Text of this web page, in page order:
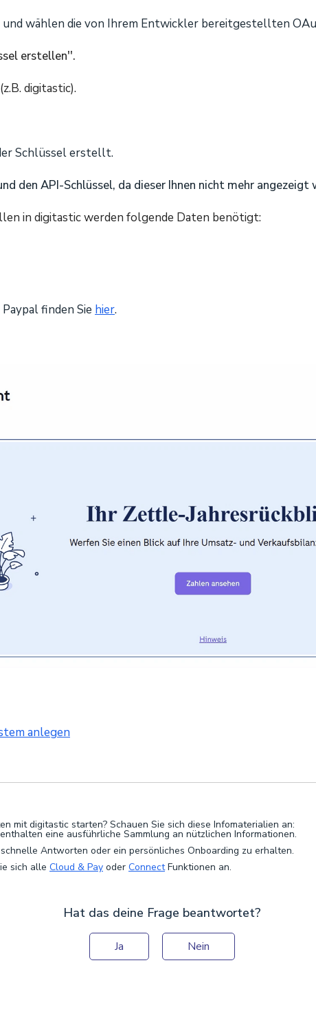
und wählen die von Ihrem Entwickler bereitgestellten
erstellen''.
(z.B. digitastic).
Schlüssel erstellt.
den API-Schlüssel, da dieser Ihnen nicht mehr angezeigt
in digitastic werden folgende Daten benötigt:
finden Sie hier.
anlegen
mit digitastic starten? Schauen Sie sich diese Infomaterialien an:
eine ausführliche Sammlung an nützlichen Informationen.
Antworten oder ein persönliches Onboarding zu erhalten.
sich alle Cloud & Pay oder ConnectFunktionen an.
Hat das deine Frage beantwortet?
Ja Nein